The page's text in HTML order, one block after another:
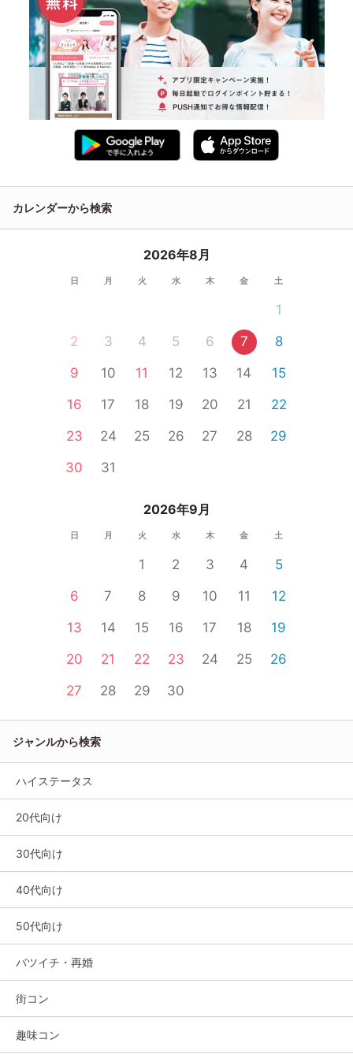
カレンダーから検索
2026年8月
日 月 火 水 木 金 土
1
2
3 4 5 6 7
8
9
10 11 12 13 14
15
16
17 18 19 20 21
22
23
24 25 26 27 28
29
30
31
2026年9月
日 月 火 水 木 金 土
1 2 3 4
5
6
7 8 9 10 11
12
13
14 15 16 17 18
19
20
21 22 23 24 25
26
27
28 29 30
ジャンルから検索
ハイステータス
20代向け
30代向け
40代向け
50代向け
バツイチ・再婚
街コン
趣味コン